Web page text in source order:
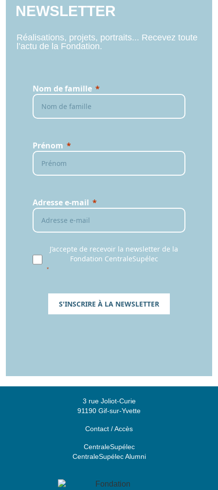
NEWSLETTER
Réalisations, projets, portraits... Recevez toute
l’actu de la Fondation.
Nom de famille
Prénom
Adresse e-mail
J’accepte de recevoir la newsletter de la
Fondation CentraleSupélec
S'INSCRIRE À LA NEWSLETTER
3 rue Joliot-Curie
91190 Gif-sur-Yvette
Contact / Accès
CentraleSupélec
CentraleSupélec Alumni